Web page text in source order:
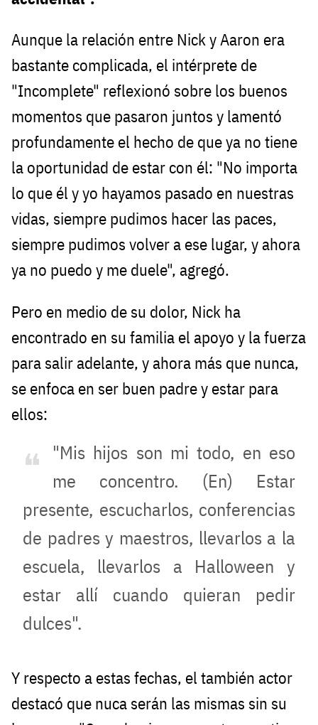
Aunque la relación entre Nick y Aaron era
bastante complicada, el intérprete de
"Incomplete" reflexionó sobre los buenos
momentos que pasaron juntos y lamentó
profundamente el hecho de que ya no tiene
la oportunidad de estar con él: "No importa
lo que él y yo hayamos pasado en nuestras
vidas, siempre pudimos hacer las paces,
siempre pudimos volver a ese lugar, y ahora
ya no puedo y me duele", agregó.
Pero en medio de su dolor, Nick ha
encontrado en su familia el apoyo y la fuerza
para salir adelante, y ahora más que nunca,
se enfoca en ser buen padre y estar para
ellos:
"Mis hijos son mi todo, en eso
me concentro. (En) Estar
presente, escucharlos, conferencias
de padres y maestros, llevarlos a la
escuela, llevarlos a Halloween y
estar allí cuando quieran pedir
dulces".
Y respecto a estas fechas, el también actor
destacó que nuca serán las mismas sin su